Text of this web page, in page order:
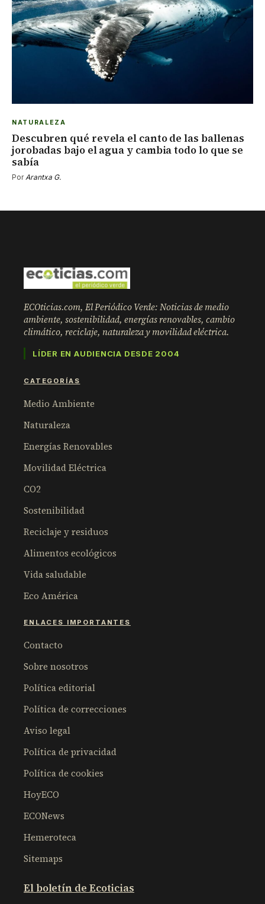
NATURALEZA
Descubren qué revela el canto de las ballenas
jorobadas bajo el agua y cambia todo lo que se
sabía
Por Arantxa G.
ECOticias.com, El Periódico Verde: Noticias de medio
ambiente, sostenibilidad, energías renovables, cambio
climático, reciclaje, naturaleza y movilidad eléctrica.
LÍDER EN AUDIENCIA DESDE 2004
CATEGORÍAS
Medio Ambiente
Naturaleza
Energías Renovables
Movilidad Eléctrica
CO2
Sostenibilidad
Reciclaje y residuos
Alimentos ecológicos
Vida saludable
Eco América
ENLACES IMPORTANTES
Contacto
Sobre nosotros
Política editorial
Política de correcciones
Aviso legal
Política de privacidad
Política de cookies
HoyECO
ECONews
Hemeroteca
Sitemaps
El boletín de Ecoticias